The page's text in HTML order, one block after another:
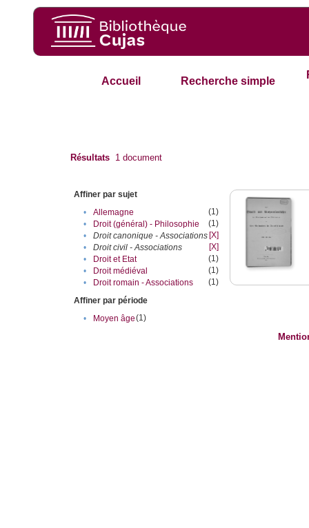
Accueil Recherche simple
Résultats 1 document
Affiner par sujet
•
Allemagne
(1)
•
Droit (général) - Philosophie
(1)
•
Droit canonique - Associations [X]
•
Droit civil - Associations
[X]
•
Droit et Etat
(1)
•
Droit médiéval
(1)
•
Droit romain - Associations
(1)
Affiner par période
•
Moyen âge(1)